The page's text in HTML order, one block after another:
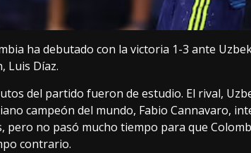
ha debutado con la victoria 1-3 ante
Luis Díaz.
del partido fueron de estudio. El rival,
campeón del mundo, Fabio Cannavaro,
pero no pasó mucho tiempo para que
contrario.